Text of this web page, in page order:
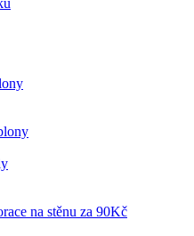
na stěnu za 90Kč